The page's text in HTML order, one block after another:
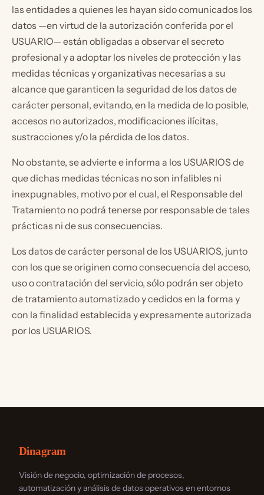
las entidades a quienes les hayan sido comunicados los
datos —en virtud de la autorización conferida por el
USUARIO— están obligadas a observar el secreto
profesional y a adoptar los niveles de protección y las
medidas técnicas y organizativas necesarias a su
alcance que garanticen la seguridad de los datos de
carácter personal, evitando, en la medida de lo posible,
accesos no autorizados, modificaciones ilícitas,
sustracciones y/o la pérdida de los datos.
No obstante, se advierte e informa a los USUARIOS de
que dichas medidas técnicas no son infalibles ni
inexpugnables, motivo por el cual, el Responsable del
Tratamiento no podrá tenerse por responsable de tales
prácticas ni de sus consecuencias.
Los datos de carácter personal de los USUARIOS, junto
con los que se originen como consecuencia del acceso,
uso o contratación del servicio, sólo podrán ser objeto
de tratamiento automatizado y cedidos en la forma y
con la finalidad establecida y expresamente autorizada
por los USUARIOS.
Dinagram
Visión de negocio, optimización de procesos,
automatización y análisis de datos operativos en entornos